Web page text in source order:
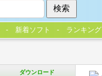
ダウンロード
新着ソフト ランキング